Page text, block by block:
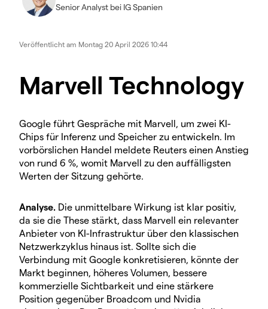
Senior Analyst bei IG Spanien
Veröffentlicht am Montag 20 April 2026 10:44
Marvell Technology
Google führt Gespräche mit Marvell, um zwei KI-
Chips für Inferenz und Speicher zu entwickeln. Im
vorbörslichen Handel meldete Reuters einen Anstieg
von rund 6 %, womit Marvell zu den auffälligsten
Werten der Sitzung gehörte.
Analyse. Die unmittelbare Wirkung ist klar positiv,
da sie die These stärkt, dass Marvell ein relevanter
Anbieter von KI-Infrastruktur über den klassischen
Netzwerkzyklus hinaus ist. Sollte sich die
Verbindung mit Google konkretisieren, könnte der
Markt beginnen, höheres Volumen, bessere
kommerzielle Sichtbarkeit und eine stärkere
Position gegenüber Broadcom und Nvidia